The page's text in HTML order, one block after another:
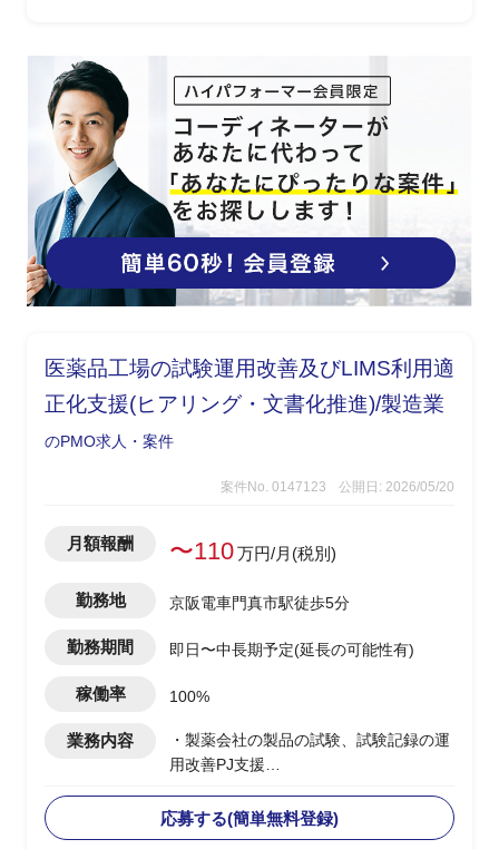
医薬品工場の試験運用改善及びLIMS利用適
正化支援(ヒアリング・文書化推進)/製造業
のPMO求人・案件
案件No. 0147123 公開日: 2026/05/20
月額報酬 〜110万円/月(税別)
勤務地 京阪電車門真市駅徒歩5分
勤務期間 即日〜中長期予定(延長の可能性有)
稼働率 100%
業務内容
・製薬会社の製品の試験、試験記録の運
用改善PJ支援
管理システム)の適切な利用及びデータ
インテグリティ(DI)担保に向けた支援
応募する(簡単無料登録)